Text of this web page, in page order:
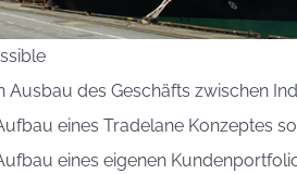
des Geschäfts zwischen
eines Tradelane Konzeptes
eines eigenen